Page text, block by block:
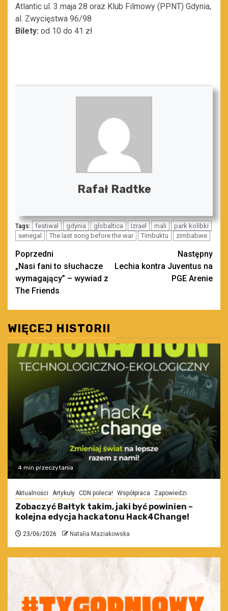
Atlantic ul. 3 maja 28 oraz Klub Filmowy (PPNT) Gdynia,
al. Zwycięstwa 96/98
Bilety: od 10 do 41 zł
Rafał Radtke
Tags: festiwal gdynia globaltica Izrael mali
park kolibki
senegal
The last song before the war Timbuktu zimbabwe
Zobacz
wpisy
Poprzedni
„Nasi fani to słuchacze
wymagający” – wywiad z
The Friends
Następny
Lechia kontra Juventus na
PGE Arenie
WIĘCEJ HISTORII
4 min przeczytania
Aktualności Artykuły CDN poleca! Współpraca Zapowiedzi
Zobaczyć Bałtyk takim, jaki być powinien –
kolejna edycja hackatonu Hack4Change!
23/06/2026 Natalia Maziakowska